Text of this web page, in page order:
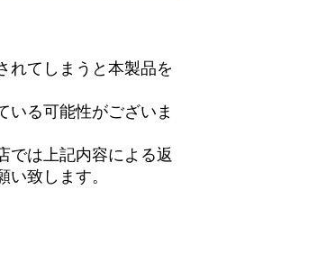
れてしまうと本製品を
いる可能性がございま
では上記内容による返
致します。